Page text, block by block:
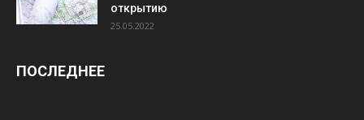
открытию
25.05.2022
ПОСЛЕДНЕЕ